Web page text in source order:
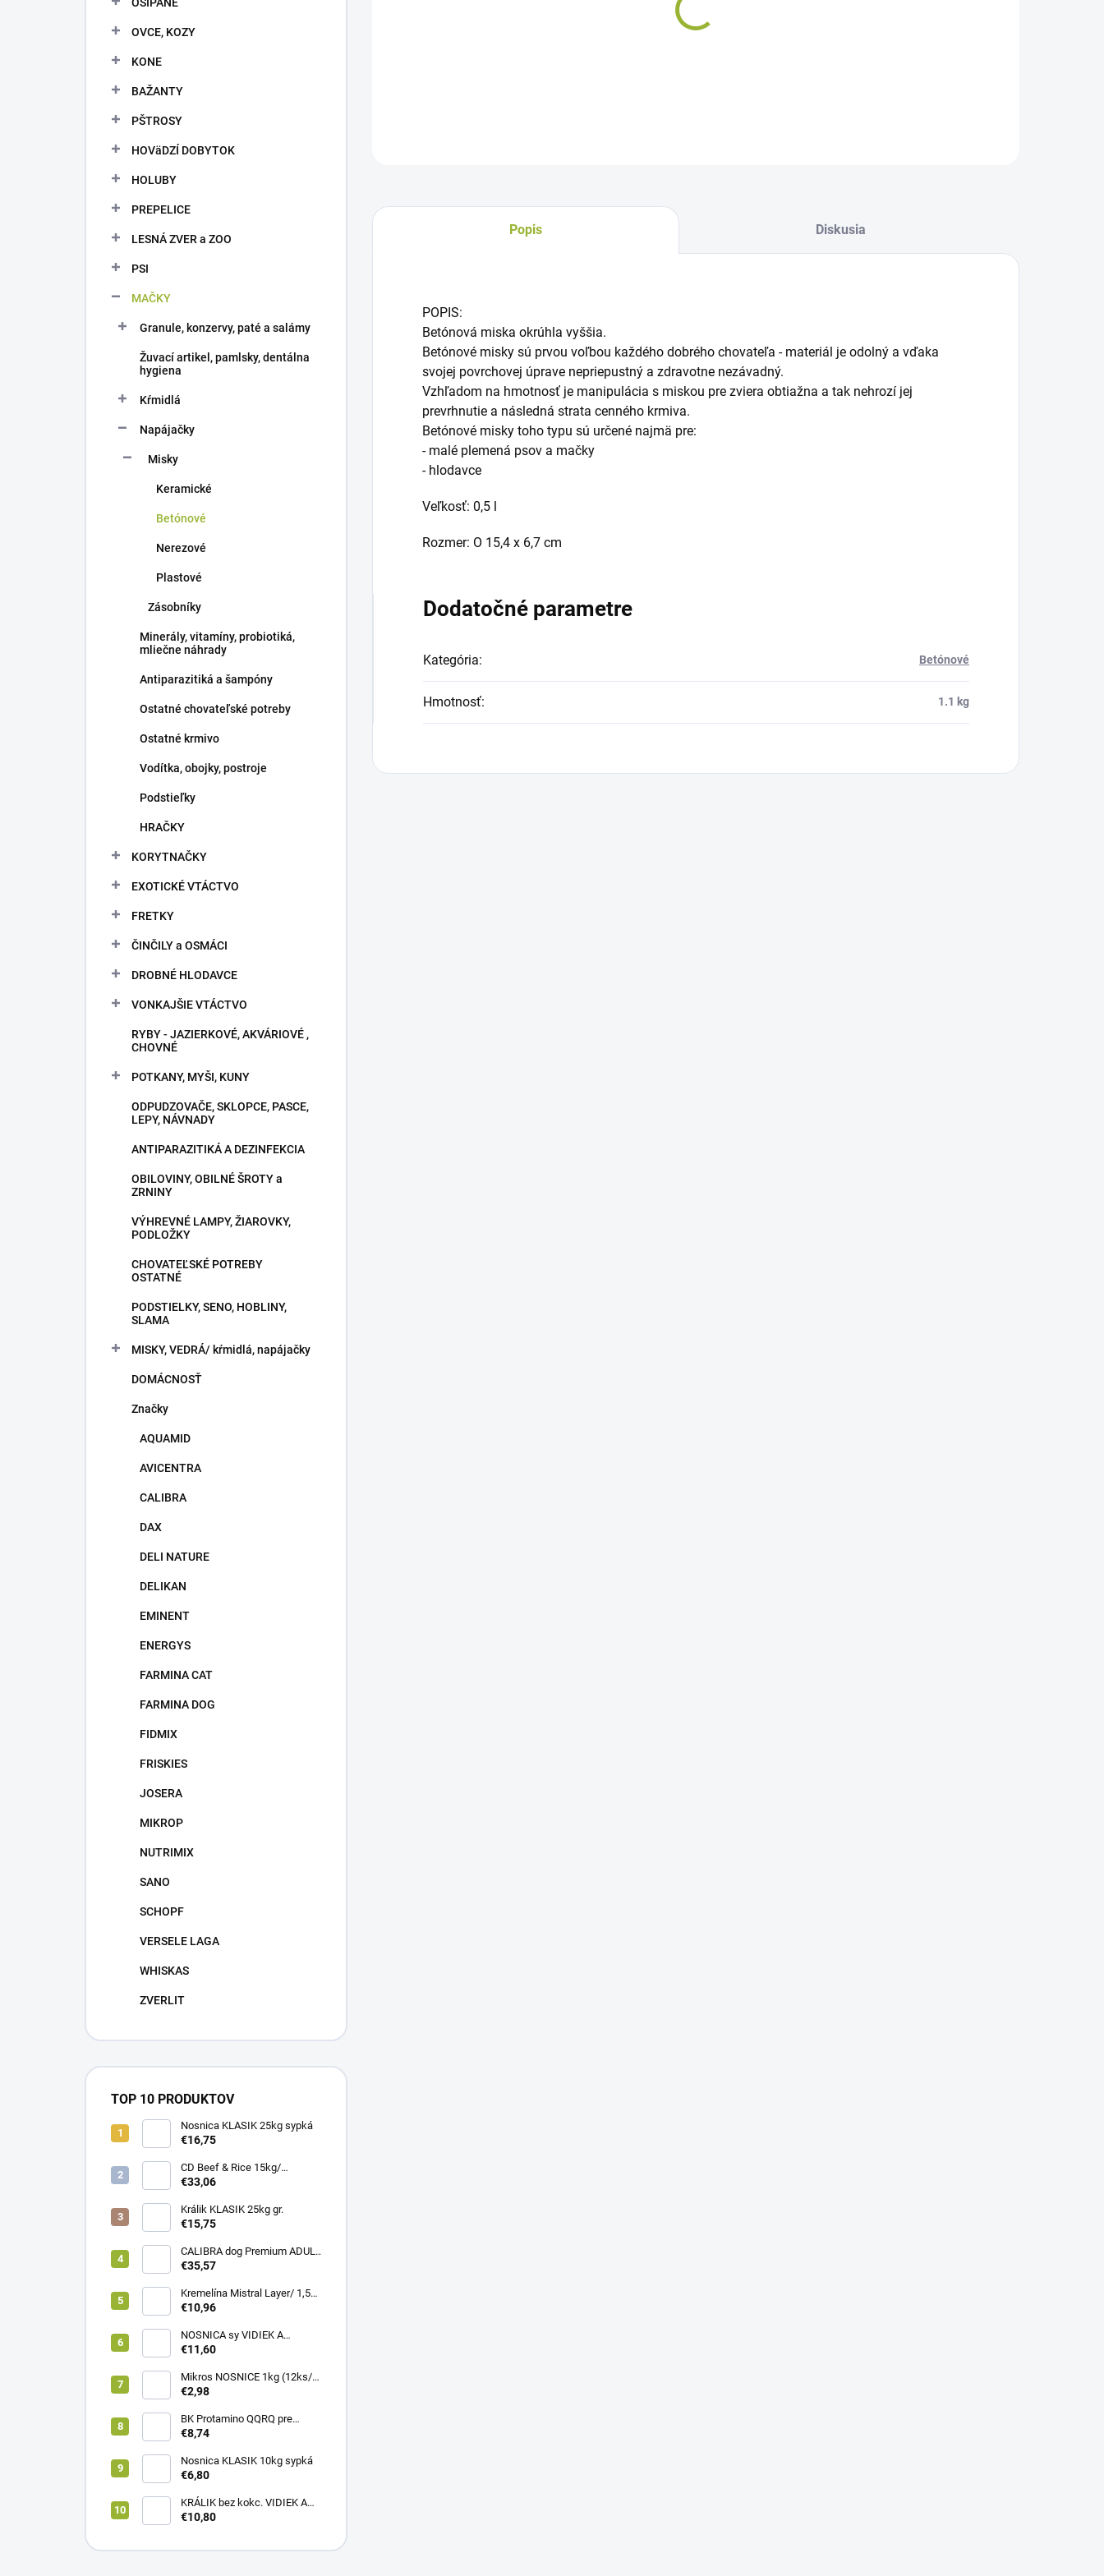
OVCE, KOZY
KONE
BAŽANTY
PŠTROSY
HOVäDZÍ DOBYTOK
HOLUBY
PREPELICE
LESNÁ ZVER a ZOO
PSI
MAČKY
Granule, konzervy, paté a salámy
Žuvací artikel, pamlsky, dentálna
hygiena
Kŕmidlá
Napájačky
Misky
Keramické
Betónové
Nerezové
Plastové
Zásobníky
Minerály, vitamíny, probiotiká,
mliečne náhrady
Antiparazitiká a šampóny
Ostatné chovateľské potreby
Ostatné krmivo
Vodítka, obojky, postroje
Podstieľky
HRAČKY
KORYTNAČKY
EXOTICKÉ VTÁCTVO
FRETKY
ČINČILY a OSMÁCI
DROBNÉ HLODAVCE
VONKAJŠIE VTÁCTVO
RYBY - JAZIERKOVÉ, AKVÁRIOVÉ ,
CHOVNÉ
POTKANY, MYŠI, KUNY
ODPUDZOVAČE, SKLOPCE, PASCE,
LEPY, NÁVNADY
ANTIPARAZITIKÁ A DEZINFEKCIA
OBILOVINY, OBILNÉ ŠROTY a
ZRNINY
VÝHREVNÉ LAMPY, ŽIAROVKY,
PODLOŽKY
CHOVATEĽSKÉ POTREBY
OSTATNÉ
PODSTIELKY, SENO, HOBLINY,
SLAMA
MISKY, VEDRÁ/ kŕmidlá, napájačky
DOMÁCNOSŤ
Značky
AQUAMID
AVICENTRA
CALIBRA
DAX
DELI NATURE
DELIKAN
EMINENT
ENERGYS
FARMINA CAT
FARMINA DOG
FIDMIX
FRISKIES
JOSERA
MIKROP
NUTRIMIX
SANO
SCHOPF
VERSELE LAGA
WHISKAS
ZVERLIT
TOP 10 PRODUKTOV
Nosnica KLASIK 25kg sypká
€16,75
CD Beef & Rice 15kg/
Superpremium food
€33,06
Králik KLASIK 25kg gr.
€15,75
CALIBRA dog Premium ADULT
LARGE 12kg
€35,57
Kremelína Mistral Layer/ 1,5
kg vedro
€10,96
NOSNICA sy VIDIEK A
TRADÍCIA 20kg (1paleta/
€11,60
Mikros NOSNICE 1kg (12ks/
1kartón)
€2,98
BK Protamino QQRQ pre
nosnice 5kg SANO
€8,74
Nosnica KLASIK 10kg sypká
€6,80
KRÁLIK bez kokc. VIDIEK A
TRADÍCIA 20kg (1paleta/
€10,80
Popis Diskusia
POPIS:
Betónová miska okrúhla vyššia.
Betónové misky sú prvou voľbou každého dobrého chovateľa - materiál je odolný a vďaka
svojej povrchovej úprave nepriepustný a zdravotne nezávadný.
Vzhľadom na hmotnosť je manipulácia s miskou pre zviera obtiažna a tak nehrozí jej
prevrhnutie a následná strata cenného krmiva.
Betónové misky toho typu sú určené najmä pre:
- malé plemená psov a mačky
- hlodavce
Veľkosť: 0,5 l
Rozmer: O 15,4 x 6,7 cm
Dodatočné parametre
Kategória: Betónové
Hmotnosť: 1.1 kg